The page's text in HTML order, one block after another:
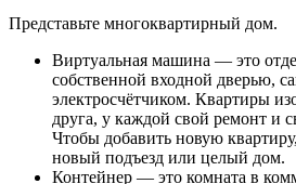
Представьте многоквартирный дом.
Виртуальная машина — это
собственной входной дверью,
электросчётчиком. Квартиры
друга, у каждой свой ремонт и
Чтобы добавить новую
новый подъезд или целый дом.
Контейнер — это комната в